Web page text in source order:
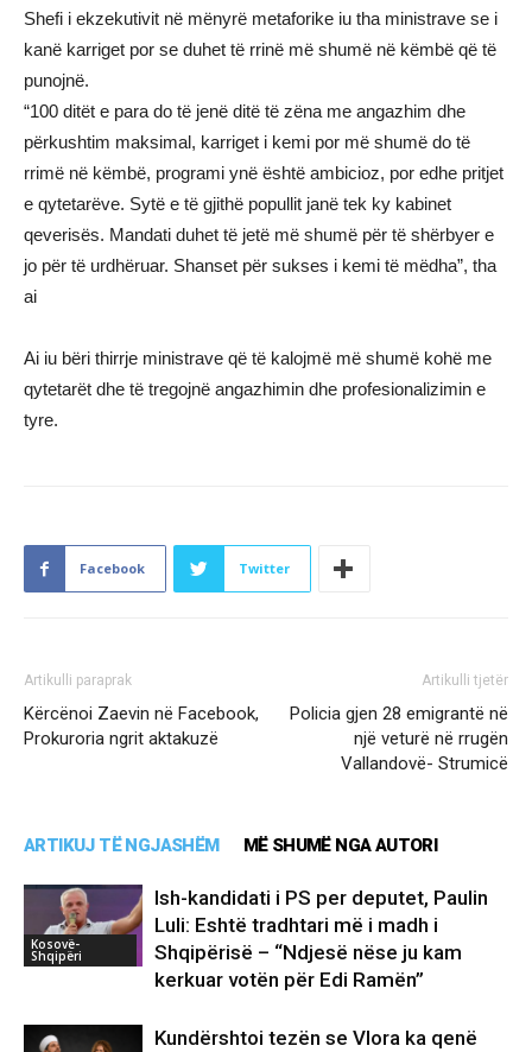
Shefi i ekzekutivit në mënyrë metaforike iu tha ministrave se i
kanë karriget por se duhet të rrinë më shumë në këmbë që të
punojnë.
“100 ditët e para do të jenë ditë të zëna me angazhim dhe
përkushtim maksimal, karriget i kemi por më shumë do të
rrimë në këmbë, programi ynë është ambicioz, por edhe pritjet
e qytetarëve. Sytë e të gjithë popullit janë tek ky kabinet
qeverisës. Mandati duhet të jetë më shumë për të shërbyer e
jo për të urdhëruar. Shanset për sukses i kemi të mëdha”, tha
ai
Ai iu bëri thirrje ministrave që të kalojmë më shumë kohë me
qytetarët dhe të tregojnë angazhimin dhe profesionalizimin e
tyre.
Facebook Twitter
Artikulli paraprak
Kërcënoi Zaevin në Facebook,
Prokuroria ngrit aktakuzë
Artikulli tjetër
Policia gjen 28 emigrantë në
një veturë në rrugën
Vallandovë- Strumicë
ARTIKUJ TË NGJASHËM MË SHUMË NGA AUTORI
Kosovë-
Shqipëri
Ish-kandidati i PS per deputet, Paulin
Luli: Eshtë tradhtari më i madh i
Shqipërisë – “Ndjesë nëse ju kam
kerkuar votën për Edi Ramën”
Kundërshtoi tezën se Vlora ka qenë